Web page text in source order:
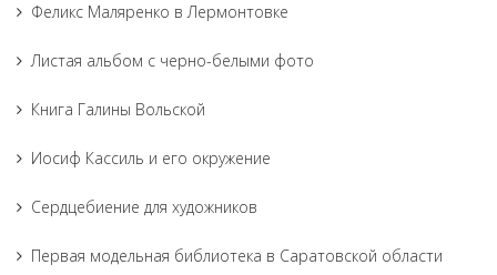
Феликс Маляренко в Лермонтовке
Листая альбом с черно-белыми фото
Книга Галины Вольской
Иосиф Кассиль и его окружение
Сердцебиение для художников
Первая модельная библиотека в Саратовской области